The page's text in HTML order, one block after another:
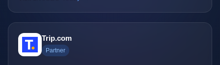
Trip.com
Partner